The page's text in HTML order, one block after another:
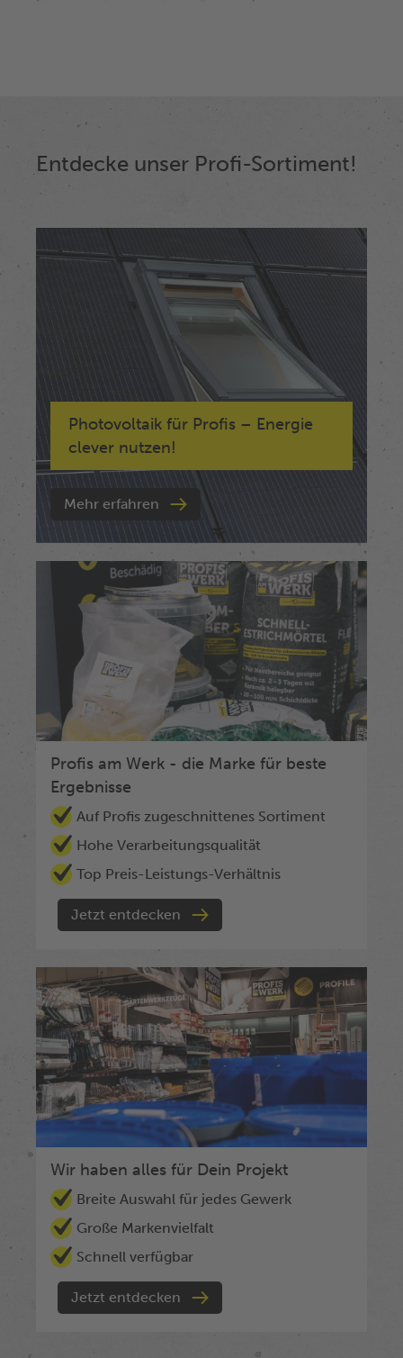
Entdecke unser Profi-Sortiment!
Photovoltaik für Profis – Energie
clever nutzen!
Mehr erfahren
Profis am Werk - die Marke für beste
Ergebnisse
Auf Profis zugeschnittenes Sortiment
Hohe Verarbeitungsqualität
Top Preis-Leistungs-Verhältnis
Jetzt entdecken
Wir haben alles für Dein Projekt
Breite Auswahl für jedes Gewerk
Große Markenvielfalt
Schnell verfügbar
Jetzt entdecken